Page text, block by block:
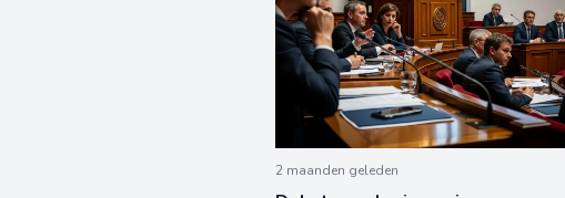
2 maanden geleden